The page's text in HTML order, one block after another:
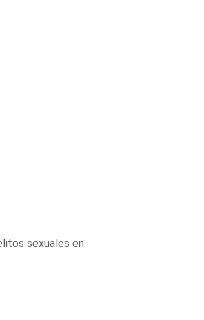
sexuales en